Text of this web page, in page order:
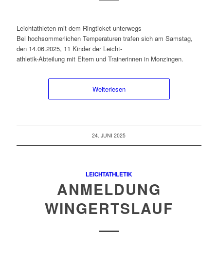
Leichtathleten mit dem Ringticket unterwegs
Bei hochsommerlichen Temperaturen trafen sich am Samstag,
den 14.06.2025, 11 Kinder der Leicht-
athletik-Abteilung mit Eltern und Trainerinnen in Monzingen.
Weiterlesen
24. JUNI 2025
LEICHTATHLETIK
ANMELDUNG
WINGERTSLAUF